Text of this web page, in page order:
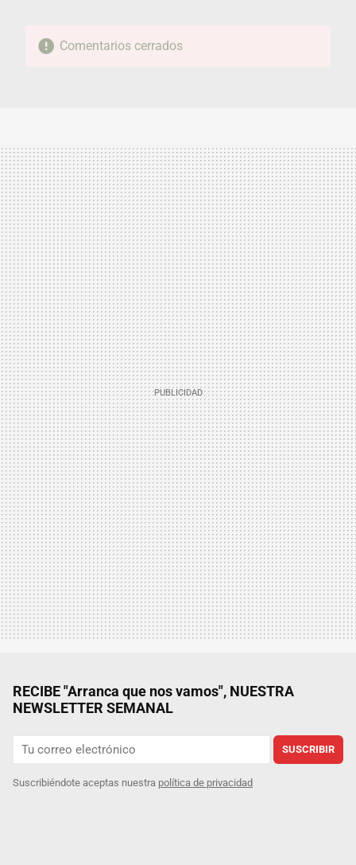
Comentarios cerrados
RECIBE "Arranca que nos vamos", NUESTRA
NEWSLETTER SEMANAL
SUSCRIBIR
Suscribiéndote aceptas nuestra política de privacidad